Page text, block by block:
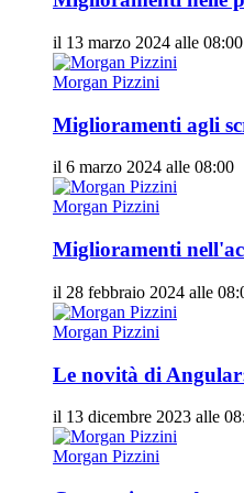
il 13 marzo 2024 alle 08:00
Morgan Pizzini
Miglioramenti agli
il 6 marzo 2024 alle 08:00
Morgan Pizzini
Miglioramenti
il 28 febbraio 2024 alle
Morgan Pizzini
Le novità di
il 13 dicembre 2023 alle
Morgan Pizzini